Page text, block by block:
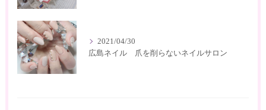
2021/04/30
広島ネイル 爪を削らないネイルサロン